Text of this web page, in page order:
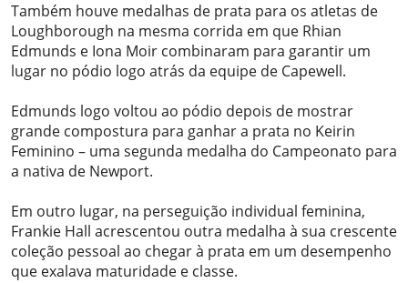
Também houve medalhas de prata para os atletas de
Loughborough na mesma corrida em que Rhian
Edmunds e Iona Moir combinaram para garantir um
lugar no pódio logo atrás da equipe de Capewell.
Edmunds logo voltou ao pódio depois de mostrar
grande compostura para ganhar a prata no Keirin
Feminino – uma segunda medalha do Campeonato para
a nativa de Newport.
Em outro lugar, na perseguição individual feminina,
Frankie Hall acrescentou outra medalha à sua crescente
coleção pessoal ao chegar à prata em um desempenho
que exalava maturidade e classe.